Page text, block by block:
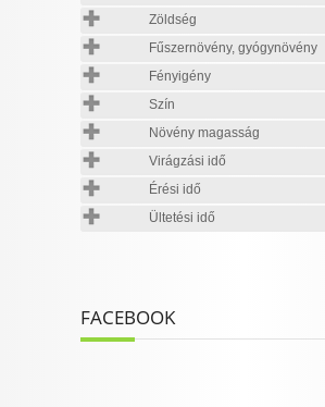
Zöldség
Fűszernövény, gyógynövény
Fényigény
Szín
Növény magasság
Virágzási idő
Érési idő
Ültetési idő
FACEBOOK